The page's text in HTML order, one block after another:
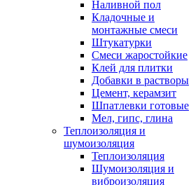
Наливной пол
Кладочные и
монтажные смеси
Штукатурки
Смеси жаростойкие
Клей для плитки
Добавки в растворы
Цемент, керамзит
Шпатлевки готовые
Мел, гипс, глина
Теплоизоляция и
шумоизоляция
Теплоизоляция
Шумоизоляция и
виброизоляция